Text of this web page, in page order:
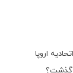
اروپا